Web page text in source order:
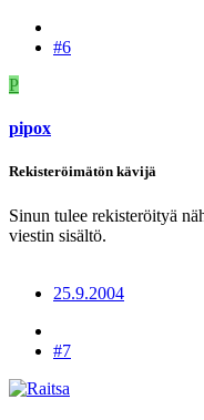
#6
P
pipox
Rekisteröimätön kävijä
Sinun tulee rekisteröityä
viestin sisältö.
25.9.2004
#7